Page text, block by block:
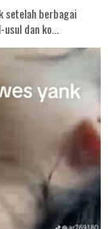
setelah berbagai
dan ko...